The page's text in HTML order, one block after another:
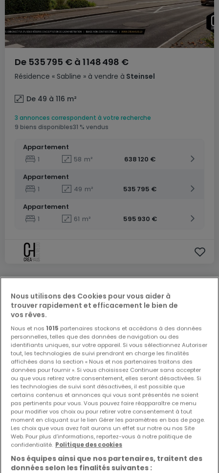
Résidence « Sabline » à vendre à Steinsel
De 535 795 € à 1 148 498 €
De 49 à 116 m²
3 annonces correspondent à votre recherche
9 biens disponibles31 % vendus
Appartement
1
58 m²
638 120 €
Appartement
1
49 m²
535 795 €
Appartement
1
61 m² 595 930 €
Nous utilisons des Cookies pour vous aider à
trouver rapidement et efficacement le bien de
vos rêves.
Nous et nos 1015 partenaires stockons et accédons à des données
personnelles, telles que des données de navigation ou des
identifiants uniques, sur votre appareil. Si vous sélectionnez Autoriser
tout, les technologies de suivi prendront en charge les finalités
affichées dans la section « Nous et nos partenaires traitons des
données pour fournir ». Si vous choisissez Continuer sans accepter
ou que vous retirez votre consentement, elles seront désactivées. Si
les technologies de suivi sont désactivées, il est possible que
certains contenus et annonces qui vous sont présentés ne soient
pas pertinents pour vous. Vous pouvez faire réapparaître ce menu
pour modifier vos choix ou pour retirer votre consentement à tout
moment en cliquant sur le lien Gérer les paramètres en bas de page.
Les choix que vous avez fait aurons un effet sur notre ou nos Site
Web. Pour plus d’informations, reportez-vous à notre politique de
confidentialité. Politique des cookies
Nos équipes ainsi que nos partenaires, traitent des
données selon les finalités suivantes :